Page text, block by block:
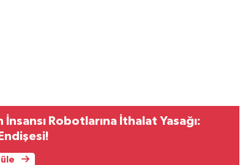
Robotlarına İthalat Yasağı: